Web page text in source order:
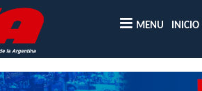
MENU INICIO